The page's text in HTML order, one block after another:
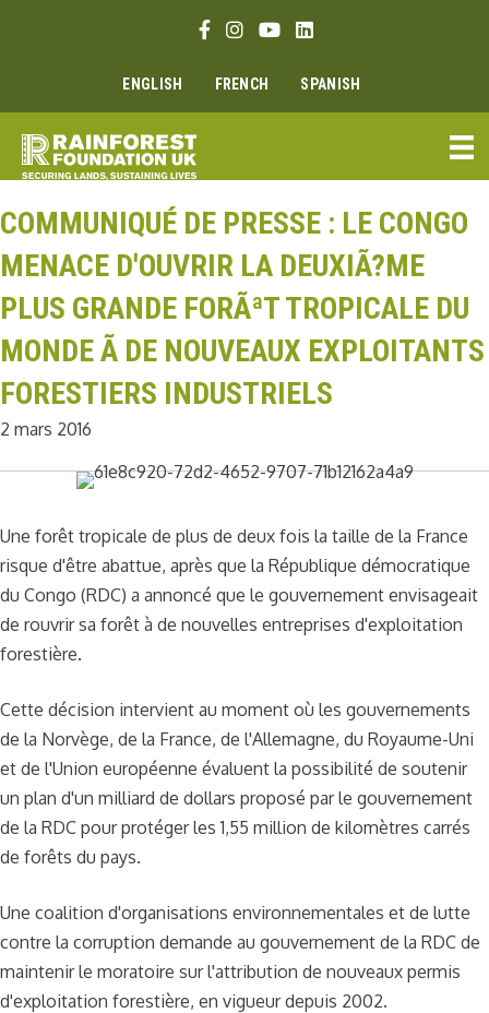
Lien Facebook
Lien Instagram
Lien Youtube
Linkedin link
ENGLISH FRENCH SPANISH
COMMUNIQUÉ DE PRESSE : LE CONGO
MENACE D'OUVRIR LA DEUXIÃ?ME
PLUS GRANDE FORÃªT TROPICALE DU
MONDE Ã DE NOUVEAUX EXPLOITANTS
FORESTIERS INDUSTRIELS
2 mars 2016
Une forêt tropicale de plus de deux fois la taille de la France
risque d'être abattue, après que la République démocratique
du Congo (RDC) a annoncé que le gouvernement envisageait
de rouvrir sa forêt à de nouvelles entreprises d'exploitation
forestière.
Cette décision intervient au moment où les gouvernements
de la Norvège, de la France, de l'Allemagne, du Royaume-Uni
et de l'Union européenne évaluent la possibilité de soutenir
un plan d'un milliard de dollars proposé par le gouvernement
de la RDC pour protéger les 1,55 million de kilomètres carrés
de forêts du pays.
Une coalition d'organisations environnementales et de lutte
contre la corruption demande au gouvernement de la RDC de
maintenir le moratoire sur l'attribution de nouveaux permis
d'exploitation forestière, en vigueur depuis 2002.